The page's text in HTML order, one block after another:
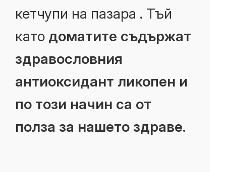
кетчупи на пазара . Тъй
като доматите съдържат
здравословния
антиоксидант ликопен и
по този начин са от
полза за нашето здраве.